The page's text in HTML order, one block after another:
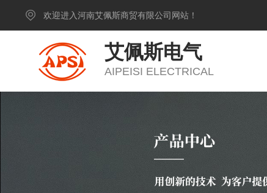
欢迎进入河南艾佩斯商贸有限公司网站！
艾佩斯电气
AIPEISI ELECTRICAL